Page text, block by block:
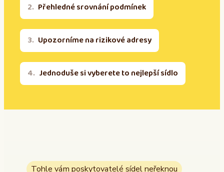
Přehledné srovnání podmínek
Upozorníme na rizikové adresy
Jednoduše si vyberete to nejlepší sídlo
Tohle vám poskytovatelé sídel neřeknou